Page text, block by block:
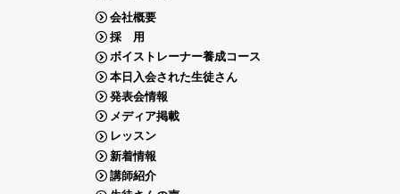
会社概要
採 用
ボイストレーナー養成コース
本日入会された生徒さん
発表会情報
メディア掲載
レッスン
新着情報
講師紹介